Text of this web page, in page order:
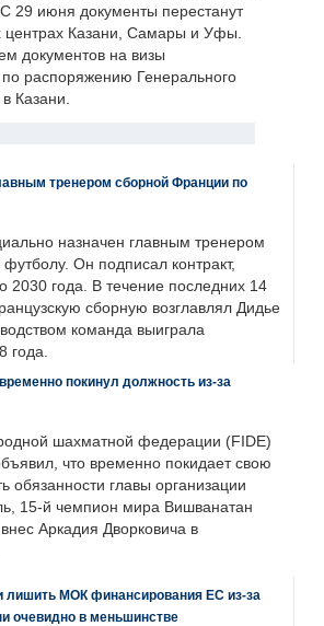
С 29 июня документы перестанут
центрах Казани, Самары и Уфы.
документов на визы
по распоряжению Генерального
в Казани.
тренером сборной Франции по
назначен главным тренером
Он подписал контракт,
2030 года. В течение последних 14
сборную возглавлял Дидье
команда выиграла
года.
покинул должность из-за
шахматной федерации (FIDE)
что временно покидает свою
обязанности главы организации
15-й чемпион мира Вишванатан
Аркадия Дворковича в
лишить МОК финансирования ЕС из-за
очевидно в меньшинстве